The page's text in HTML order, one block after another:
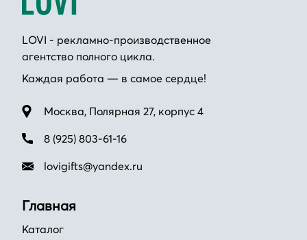
LOVI - рекламно-производственное
агентство полного цикла.
Каждая работа — в самое сердце!
Москва, Полярная 27, корпус 4
8 (925) 803-61-16
lovigifts@yandex.ru
Главная
Каталог